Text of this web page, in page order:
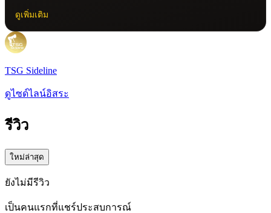
ดูเพิ่มเติม
TSG Sideline
ดูไซด์ไลน์อิสระ
รีวิว
ใหม่ล่าสุด
ยังไม่มีรีวิว
เป็นคนแรกที่แชร์ประสบการณ์